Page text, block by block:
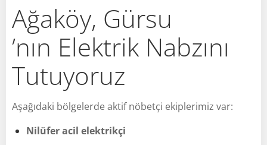
Ağaköy, Gürsu
’nın Elektrik Nabzını
Tutuyoruz
Aşağıdaki bölgelerde aktif nöbetçi ekiplerimiz var:
Nilüfer acil elektrikçi